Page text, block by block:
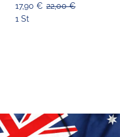
17,90 € 22,00 €
1 St